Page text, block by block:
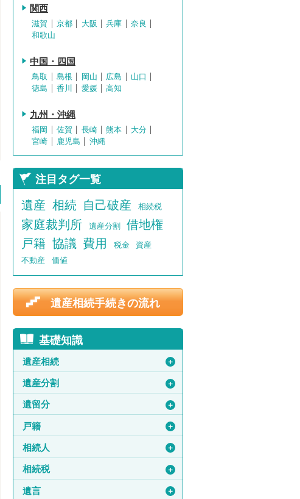
関西
滋賀 京都 大阪 兵庫
奈良
和歌山
中国・四国
鳥取 島根 岡山 広島
山口
徳島
香川 愛媛 高知
九州・沖縄
福岡 佐賀 長崎 熊本
大分
宮崎
鹿児島 沖縄
注目タグ一覧
遺産 相続 自己破産 相続税
家庭裁判所 遺産分割
借地権
戸籍 協議 費用 税金
資産
不動産
価値
遺産相続手続きの流れ
基礎知識
遺産相続 ＋
遺産分割 ＋
遺留分 ＋
戸籍 ＋
相続人 ＋
相続税 ＋
遺言 ＋